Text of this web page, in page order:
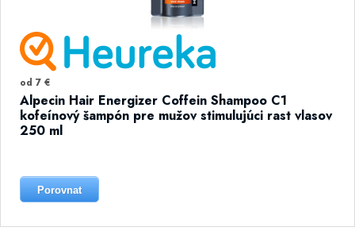
od 7 €
Alpecin Hair Energizer Coffein Shampoo C1
kofeínový šampón pre mužov stimulujúci rast vlasov
250 ml
Porovnat